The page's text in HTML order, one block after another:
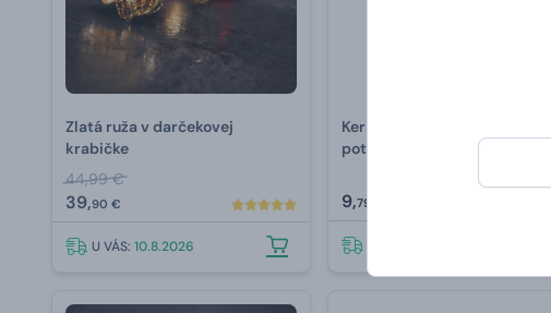
Zlatá ruža v darčekovej
krabičke
44,99 €
39,90 €
U VÁS: 10.8.2026
Keramický hrnček s vlastnou
potlačou
9,79 €